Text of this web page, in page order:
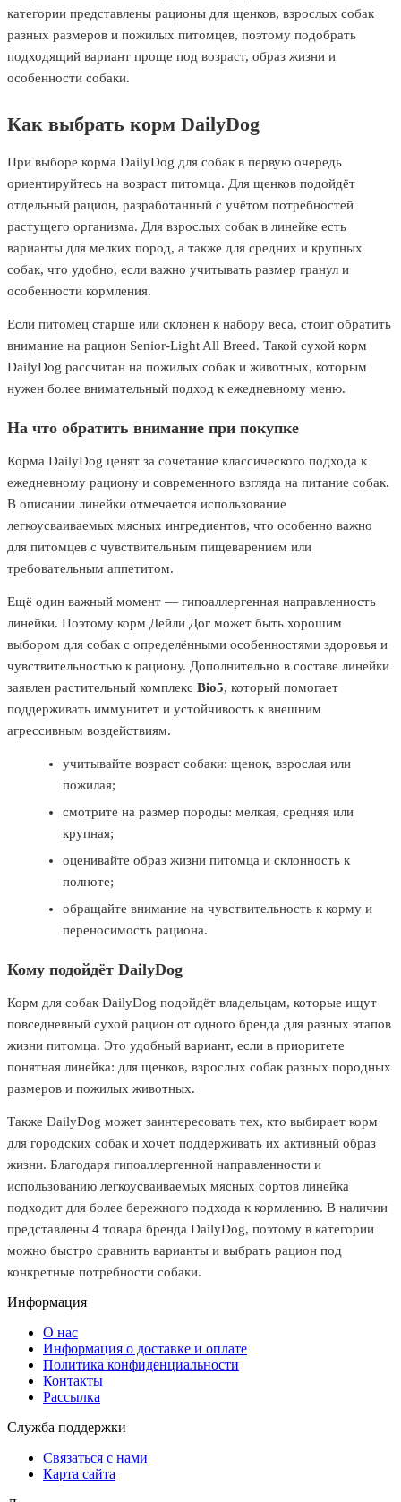
категории представлены рационы для щенков, взрослых собак
разных размеров и пожилых питомцев, поэтому подобрать
подходящий вариант проще под возраст, образ жизни и
особенности собаки.
Как выбрать корм DailyDog
При выборе корма DailyDog для собак в первую очередь
ориентируйтесь на возраст питомца. Для щенков подойдёт
отдельный рацион, разработанный с учётом потребностей
растущего организма. Для взрослых собак в линейке есть
варианты для мелких пород, а также для средних и крупных
собак, что удобно, если важно учитывать размер гранул и
особенности кормления.
Если питомец старше или склонен к набору веса, стоит обратить
внимание на рацион Senior-Light All Breed. Такой сухой корм
DailyDog рассчитан на пожилых собак и животных, которым
нужен более внимательный подход к ежедневному меню.
На что обратить внимание при покупке
Корма DailyDog ценят за сочетание классического подхода к
ежедневному рациону и современного взгляда на питание собак.
В описании линейки отмечается использование
легкоусваиваемых мясных ингредиентов, что особенно важно
для питомцев с чувствительным пищеварением или
требовательным аппетитом.
Ещё один важный момент — гипоаллергенная направленность
линейки. Поэтому корм Дейли Дог может быть хорошим
выбором для собак с определёнными особенностями здоровья и
чувствительностью к рациону. Дополнительно в составе линейки
заявлен растительный комплекс Bio5, который помогает
поддерживать иммунитет и устойчивость к внешним
агрессивным воздействиям.
учитывайте возраст собаки: щенок, взрослая или
пожилая;
смотрите на размер породы: мелкая, средняя или
крупная;
оценивайте образ жизни питомца и склонность к
полноте;
обращайте внимание на чувствительность к корму и
переносимость рациона.
Кому подойдёт DailyDog
Корм для собак DailyDog подойдёт владельцам, которые ищут
повседневный сухой рацион от одного бренда для разных этапов
жизни питомца. Это удобный вариант, если в приоритете
понятная линейка: для щенков, взрослых собак разных породных
размеров и пожилых животных.
Также DailyDog может заинтересовать тех, кто выбирает корм
для городских собак и хочет поддерживать их активный образ
жизни. Благодаря гипоаллергенной направленности и
использованию легкоусваиваемых мясных сортов линейка
подходит для более бережного подхода к кормлению. В наличии
представлены 4 товара бренда DailyDog, поэтому в категории
можно быстро сравнить варианты и выбрать рацион под
конкретные потребности собаки.
Информация
O нас
Информация о доставке и оплате
Политика конфиденциальности
Контакты
Рассылка
Служба поддержки
Связаться с нами
Карта сайта